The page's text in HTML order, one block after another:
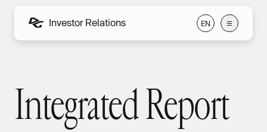
Investor Relations EN
EN
統合報告書
Integrated Report